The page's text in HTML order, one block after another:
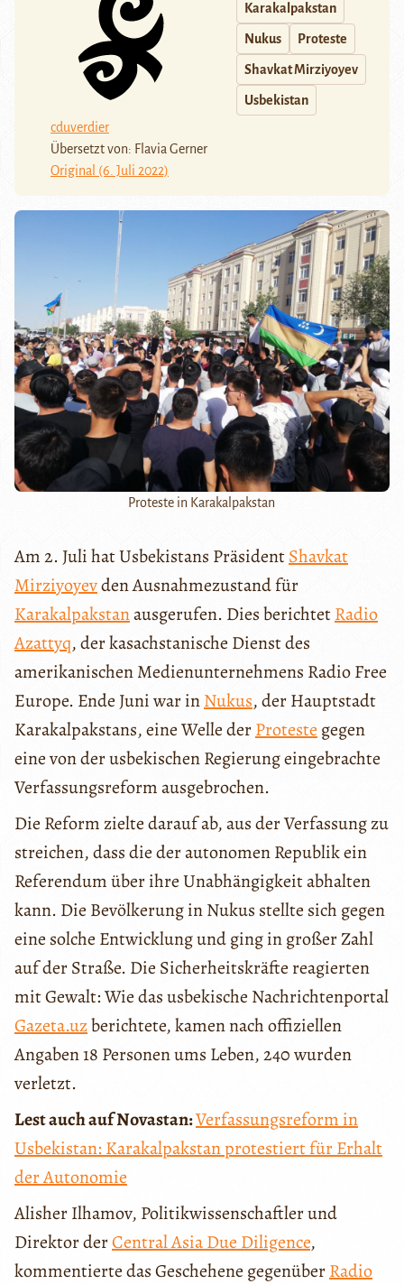
cduverdier
Übersetzt von: Flavia Gerner
Original (6. Juli 2022)
Karakalpakstan
Nukus Proteste
Shavkat Mirziyoyev
Usbekistan
Proteste in Karakalpakstan
Am 2. Juli hat Usbekistans PräsidentShavkat
Mirziyoyevden Ausnahmezustand für
Karakalpakstanausgerufen. Dies berichtetRadio
Azattyq, der kasachstanische Dienst des
amerikanischen Medienunternehmens Radio Free
Europe. Ende Juni war inNukus, der Hauptstadt
Karakalpakstans, eine Welle derProteste gegen
eine von der usbekischen Regierung eingebrachte
Verfassungsreform ausgebrochen.
Die Reform zielte darauf ab, aus der Verfassung zu
streichen, dass die der autonomen Republik ein
Referendum über ihre Unabhängigkeit abhalten
kann. Die Bevölkerung in Nukus stellte sich gegen
eine solche Entwicklung und ging in großer Zahl
auf der Straße. Die Sicherheitskräfte reagierten
mit Gewalt: Wie das usbekische Nachrichtenportal
Gazeta.uzberichtete, kamen nach offiziellen
Angaben 18 Personen ums Leben, 240 wurden
verletzt.
Lest auch auf Novastan:Verfassungsreform in
Usbekistan: Karakalpakstan protestiert für Erhalt
der Autonomie
Alisher Ilhamov, Politikwissenschaftler und
Direktor derCentral Asia Due Diligence,
kommentierte das Geschehene gegenüberRadio